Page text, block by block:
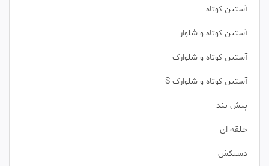
آستین کوتاه
آستین کوتاه و شلوار
آستین کوتاه و شلوارک
آستین کوتاه و شلوارک S
پیش بند
حلقه ای
دستکش